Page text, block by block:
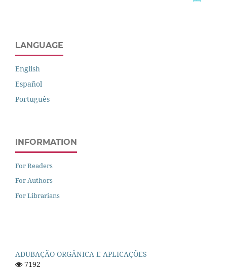
LANGUAGE
English
Español
Português
INFORMATION
For Readers
For Authors
For Librarians
ADUBAÇÃO ORGÂNICA E APLICAÇÕES
7192